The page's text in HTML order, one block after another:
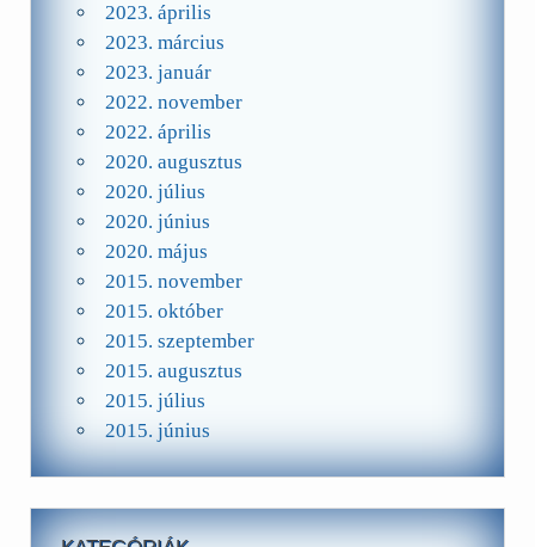
2023. április
2023. március
2023. január
2022. november
2022. április
2020. augusztus
2020. július
2020. június
2020. május
2015. november
2015. október
2015. szeptember
2015. augusztus
2015. július
2015. június